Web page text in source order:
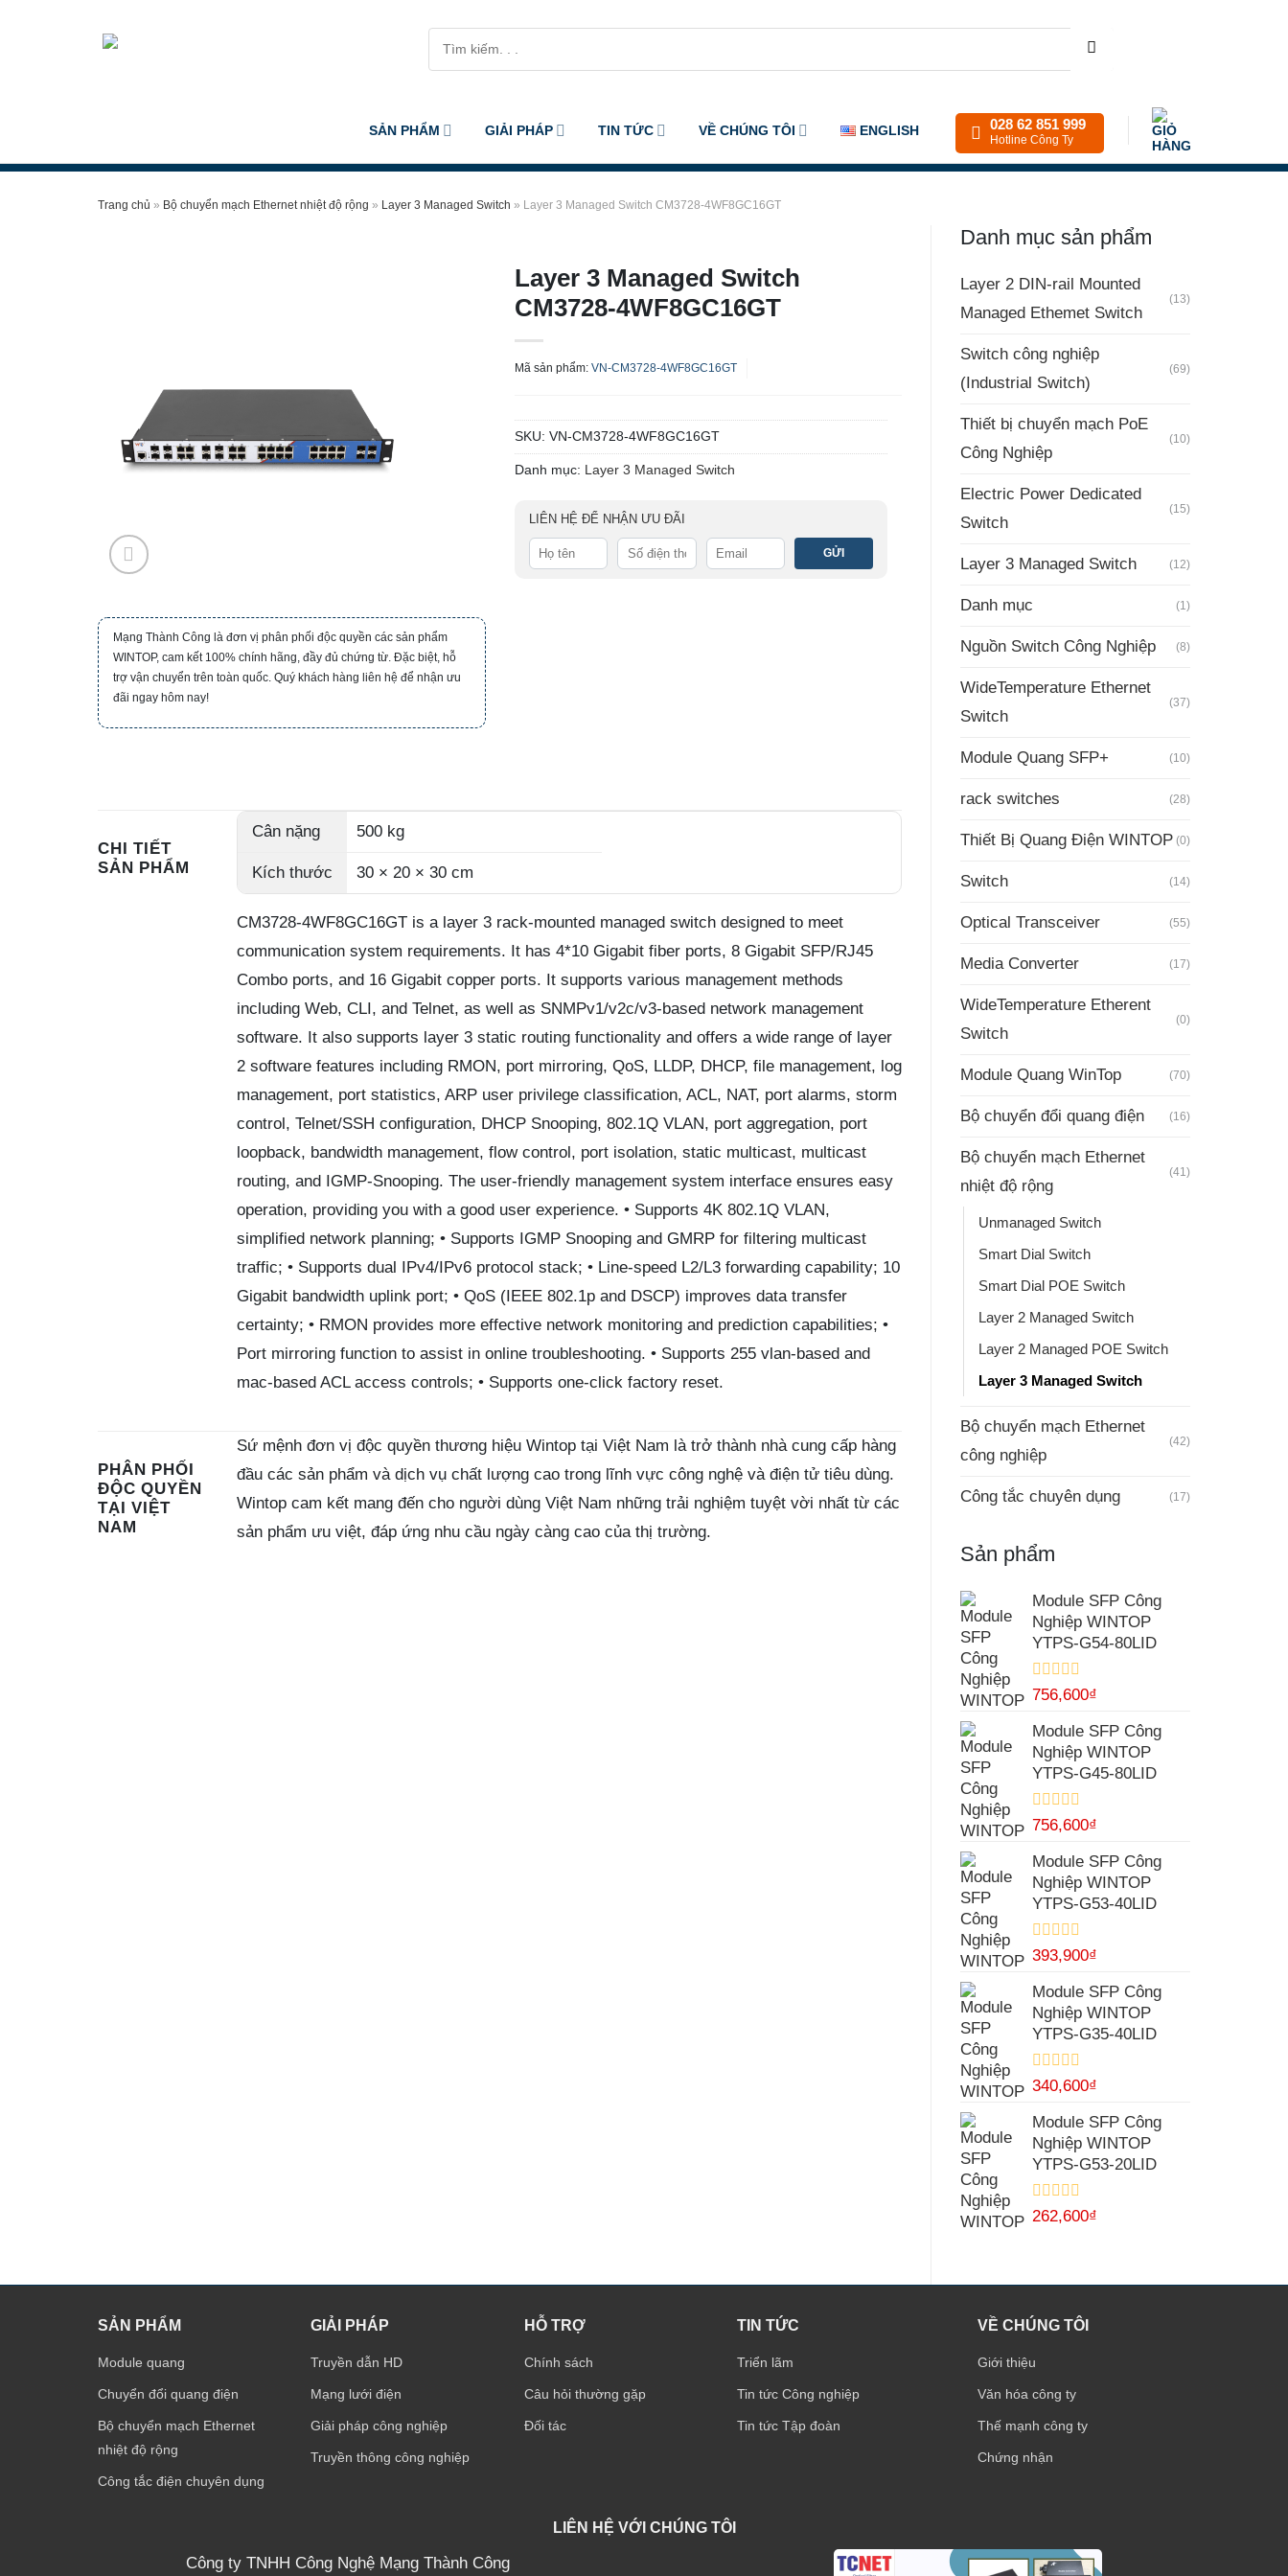
SẢN PHẨM GIẢI PHÁP TIN TỨC VỀ CHÚNG TÔI ENGLISH 028 62 851 999
Hotline Công Ty
Trang chủ » Bộ chuyển mạch Ethernet nhiệt độ rộng » Layer 3 Managed Switch » Layer 3 Managed Switch CM3728-4WF8GC16GT
Danh mục sản phẩm
Layer 2 DIN-rail Mounted
Managed Ethemet Switch
(13)
Switch công nghiệp
(Industrial Switch)
(69)
Thiết bị chuyển mạch PoE
Công Nghiệp
(10)
Electric Power Dedicated
Switch
(15)
Layer 3 Managed Switch (12)
Danh mục (1)
Nguồn Switch Công Nghiệp (8)
WideTemperature Ethernet
Switch
(37)
Module Quang SFP+ (10)
rack switches (28)
Thiết Bị Quang Điện WINTOP (0)
Switch (14)
Optical Transceiver (55)
Media Converter (17)
WideTemperature Etherent
Switch
(0)
Module Quang WinTop (70)
Bộ chuyển đổi quang điện (16)
Bộ chuyển mạch Ethernet
nhiệt độ rộng
(41)
Unmanaged Switch
Smart Dial Switch
Smart Dial POE Switch
Layer 2 Managed Switch
Layer 2 Managed POE Switch
Layer 3 Managed Switch
Bộ chuyển mạch Ethernet
công nghiệp
(42)
Công tắc chuyên dụng (17)
Sản phẩm
Module SFP Công
Nghiệp WINTOP
YTPS-G54-80LID
Được
hạng
0
5
sao
756,600₫
Module SFP Công
Nghiệp WINTOP
YTPS-G45-80LID
Được
hạng
0
5
sao
756,600₫
Module SFP Công
Nghiệp WINTOP
YTPS-G53-40LID
Được
hạng
0
5
sao
393,900₫
Module SFP Công
Nghiệp WINTOP
YTPS-G35-40LID
Được
hạng
0
5
sao
340,600₫
Module SFP Công
Nghiệp WINTOP
YTPS-G53-20LID
Được
sao
262,600₫
Mạng Thành Công là đơn vị phân phối độc quyền các sản phẩm
WINTOP, cam kết 100% chính hãng, đầy đủ chứng từ. Đặc biệt, hỗ
trợ vận chuyển trên toàn quốc. Quý khách hàng liên hệ để nhận ưu
đãi ngay hôm nay!
Layer 3 Managed Switch
CM3728-4WF8GC16GT
Mã sản phẩm: VN-CM3728-4WF8GC16GT
SKU: VN-CM3728-4WF8GC16GT
Danh mục: Layer 3 Managed Switch
LIÊN HỆ ĐỂ NHẬN ƯU ĐÃI
CHI TIẾT
SẢN PHẨM
Cân nặng 500 kg
Kích thước 30 × 20 × 30 cm
CM3728-4WF8GC16GT is a layer 3 rack-mounted managed switch designed to meet
communication system requirements. It has 4*10 Gigabit fiber ports, 8 Gigabit SFP/RJ45
Combo ports, and 16 Gigabit copper ports. It supports various management methods
including Web, CLI, and Telnet, as well as SNMPv1/v2c/v3-based network management
software. It also supports layer 3 static routing functionality and offers a wide range of layer
2 software features including RMON, port mirroring, QoS, LLDP, DHCP, file management, log
management, port statistics, ARP user privilege classification, ACL, NAT, port alarms, storm
control, Telnet/SSH configuration, DHCP Snooping, 802.1Q VLAN, port aggregation, port
loopback, bandwidth management, flow control, port isolation, static multicast, multicast
routing, and IGMP-Snooping. The user-friendly management system interface ensures easy
operation, providing you with a good user experience. • Supports 4K 802.1Q VLAN,
simplified network planning; • Supports IGMP Snooping and GMRP for filtering multicast
traffic; • Supports dual IPv4/IPv6 protocol stack; • Line-speed L2/L3 forwarding capability; 10
Gigabit bandwidth uplink port; • QoS (IEEE 802.1p and DSCP) improves data transfer
certainty; • RMON provides more effective network monitoring and prediction capabilities; •
Port mirroring function to assist in online troubleshooting. • Supports 255 vlan-based and
mac-based ACL access controls; • Supports one-click factory reset.
PHÂN PHỐI
ĐỘC QUYỀN
TẠI VIỆT
NAM
Sứ mệnh đơn vị độc quyền thương hiệu Wintop tại Việt Nam là trở thành nhà cung cấp hàng
đầu các sản phẩm và dịch vụ chất lượng cao trong lĩnh vực công nghệ và điện tử tiêu dùng.
Wintop cam kết mang đến cho người dùng Việt Nam những trải nghiệm tuyệt vời nhất từ các
sản phẩm ưu việt, đáp ứng nhu cầu ngày càng cao của thị trường.
SẢN PHẨM
Module quang
Chuyển đổi quang điện
Bộ chuyển mạch Ethernet
nhiệt độ rộng
Công tắc điện chuyên dụng
GIẢI PHÁP
Truyền dẫn HD
Mạng lưới điện
Giải pháp công nghiệp
Truyền thông công nghiệp
HỖ TRỢ
Chính sách
Câu hỏi thường gặp
Đối tác
TIN TỨC
Triển lãm
Tin tức Công nghiệp
Tin tức Tập đoàn
VỀ CHÚNG TÔI
Giới thiệu
Văn hóa công ty
Thế mạnh công ty
Chứng nhận
LIÊN HỆ VỚI CHÚNG TÔI
Công ty TNHH Công Nghệ Mạng Thành Công